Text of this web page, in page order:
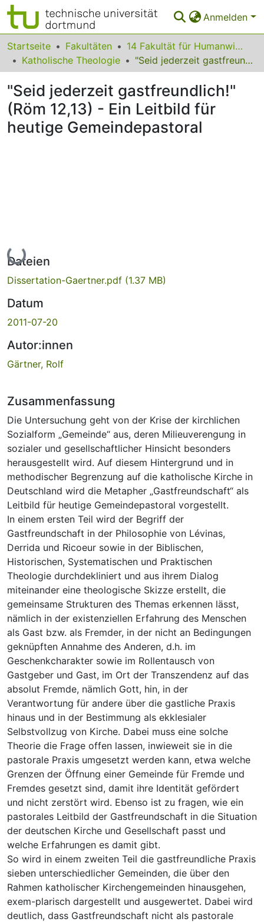
Anmelden
Bereiche & Sammlungen
Das gesamte Repositorium
Statistiken
FAQ
Leitlinien
Startseite Fakultäten
14 Fakultät für Humanwissenschaften und Theologie
Katholische Theologie
"Seid jederzeit gastfreundlich!" (Röm 12,13) - Ein Leitbild für heutige Gemeindepastoral
"Seid jederzeit gastfreundlich!"
(Röm 12,13) - Ein Leitbild für
heutige Gemeindepastoral
Lade...
Dateien
Dissertation-Gaertner.pdf (1.37 MB)
Datum
2011-07-20
Autor:innen
Gärtner, Rolf
Zusammenfassung
Die Untersuchung geht von der Krise der kirchlichen
Sozialform „Gemeinde“ aus, deren Milieuverengung in
sozialer und gesellschaftlicher Hinsicht besonders
herausgestellt wird. Auf diesem Hintergrund und in
methodischer Begrenzung auf die katholische Kirche in
Deutschland wird die Metapher „Gastfreundschaft“ als
Leitbild für heutige Gemeindepastoral vorgestellt.
In einem ersten Teil wird der Begriff der
Gastfreundschaft in der Philosophie von Lévinas,
Derrida und Ricoeur sowie in der Biblischen,
Historischen, Systematischen und Praktischen
Theologie durchdekliniert und aus ihrem Dialog
miteinander eine theologische Skizze erstellt, die
gemeinsame Strukturen des Themas erkennen lässt,
nämlich in der existenziellen Erfahrung des Menschen
als Gast bzw. als Fremder, in der nicht an Bedingungen
geknüpften Annahme des Anderen, d.h. im
Geschenkcharakter sowie im Rollentausch von
Gastgeber und Gast, im Ort der Transzendenz auf das
absolut Fremde, nämlich Gott, hin, in der
Verantwortung für andere über die gastliche Praxis
hinaus und in der Bestimmung als ekklesialer
Selbstvollzug von Kirche. Dabei muss eine solche
Theorie die Frage offen lassen, inwieweit sie in die
pastorale Praxis umgesetzt werden kann, etwa welche
Grenzen der Öffnung einer Gemeinde für Fremde und
Fremdes gesetzt sind, damit ihre Identität gefördert
und nicht zerstört wird. Ebenso ist zu fragen, wie ein
pastorales Leitbild der Gastfreundschaft in die Situation
der deutschen Kirche und Gesellschaft passt und
welche Erfahrungen es damit gibt.
So wird in einem zweiten Teil die gastfreundliche Praxis
sieben unterschiedlicher Gemeinden, die über den
Rahmen katholischer Kirchengemeinden hinausgehen,
exem-plarisch dargestellt und ausgewertet. Dabei wird
deutlich, dass Gastfreundschaft nicht als pastorale